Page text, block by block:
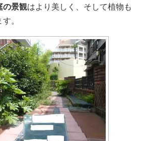
の景観はより美しく、そして植物も
。